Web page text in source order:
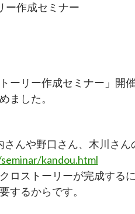
ー作成セミナー
ーリー作成セミナー」開
ました。
さんや野口さん、木川さん
kandou.html
ロストーリーが完成する
するからです。